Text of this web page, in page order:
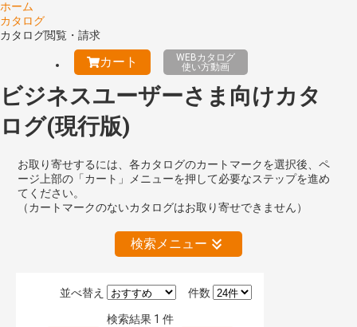
ホーム
カタログ
カタログ閲覧・請求
カート
WEBカタログ
使い方動画
ビジネスユーザーさま向けカタ
ログ(現行版)
お取り寄せするには、各カタログのカートマークを選択後、ペ
ージ上部の「カート」メニューを押して必要なステップを進め
てください。
（カートマークのないカタログはお取り寄せできません）
検索メニュー
絞り込みの解除
件数
並べ替え
検索結果 1 件